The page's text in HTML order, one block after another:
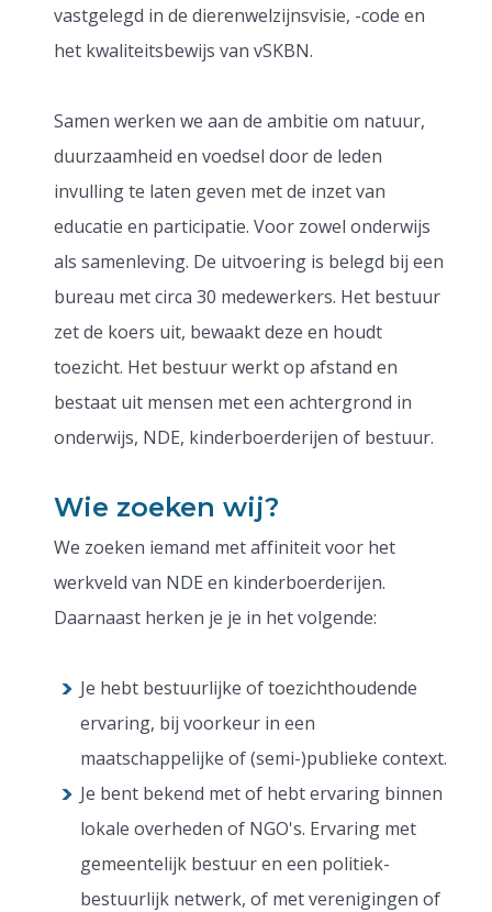
vastgelegd in de dierenwelzijnsvisie, -code en
het kwaliteitsbewijs van vSKBN.
Samen werken we aan de ambitie om natuur,
duurzaamheid en voedsel door de leden
invulling te laten geven met de inzet van
educatie en participatie. Voor zowel onderwijs
als samenleving. De uitvoering is belegd bij een
bureau met circa 30 medewerkers. Het bestuur
zet de koers uit, bewaakt deze en houdt
toezicht. Het bestuur werkt op afstand en
bestaat uit mensen met een achtergrond in
onderwijs, NDE, kinderboerderijen of bestuur.
Wie zoeken wij?
We zoeken iemand met affiniteit voor het
werkveld van NDE en kinderboerderijen.
Daarnaast herken je je in het volgende:
Je hebt bestuurlijke of toezichthoudende
ervaring, bij voorkeur in een
maatschappelijke of (semi-)publieke context.
Je bent bekend met of hebt ervaring binnen
lokale overheden of NGO's. Ervaring met
gemeentelijk bestuur en een politiek-
bestuurlijk netwerk, of met verenigingen of